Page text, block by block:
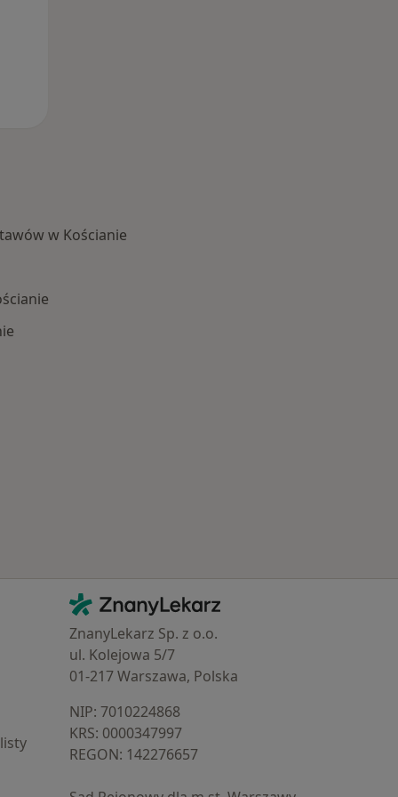
w Kościanie
Kontakt
ZnanyLekarz - Strona główna
ZnanyLekarz Sp. z o.o.
ul. Kolejowa 5/7
01-217 Warszawa, Polska
NIP: ⁠7010224868
KRS: ⁠0000347997
REGON: ⁠142276657